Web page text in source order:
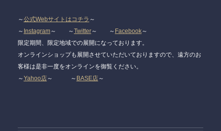
～公式Webサイトはコチラ ～
～ Instagram～ ～Twitter～ ～ Facebook～
限定期間、限定地域での展開になっております。
オンラインショップも展開させていただいておりますので、遠方のお
客様は是非一度をオンラインを御覧ください。
～Yahoo店～ ～ BASE店～